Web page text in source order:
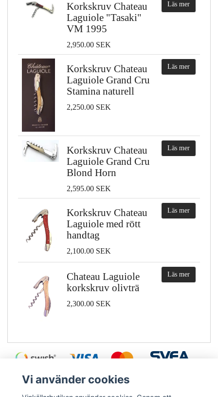
Korkskruv Chateau
Laguiole "Tasaki"
VM 1995
2,950.00 SEK
Läs mer
Korkskruv Chateau
Laguiole Grand Cru
Stamina naturell
2,250.00 SEK
Läs mer
Korkskruv Chateau
Laguiole Grand Cru
Blond Horn
2,595.00 SEK
Läs mer
Korkskruv Chateau
Laguiole med rött
handtag
2,100.00 SEK
Läs mer
Chateau Laguiole
korkskruv olivträ
2,300.00 SEK
Läs mer
Vi använder cookies